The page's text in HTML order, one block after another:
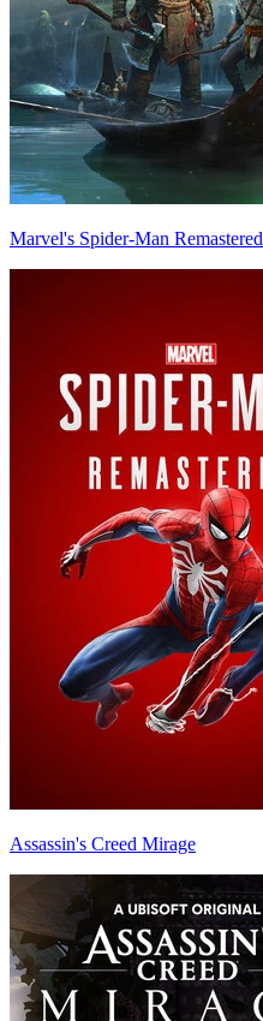
Marvel's Spider-Man Remastered
Assassin's Creed Mirage